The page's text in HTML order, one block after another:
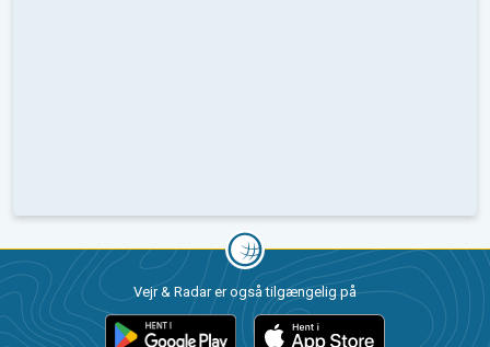
Vejr & Radar er også tilgængelig på